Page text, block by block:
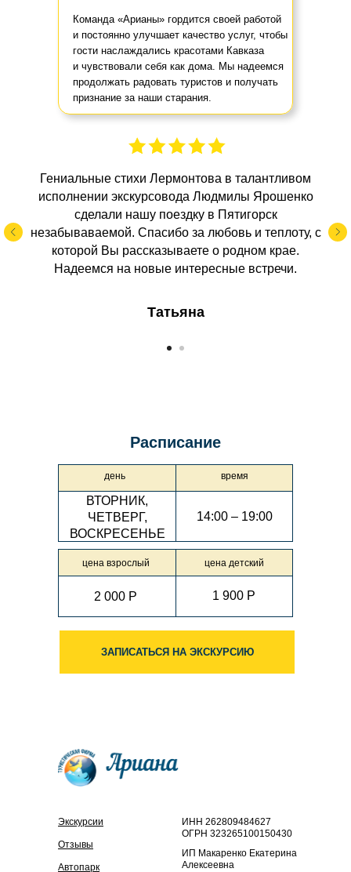
Команда «Арианы» гордится своей работой
и постоянно улучшает качество услуг, чтобы
гости наслаждались красотами Кавказа
и чувствовали себя как дома. Мы надеемся
продолжать радовать туристов и получать
признание за наши старания.
Гениальные стихи Лермонтова в талантливом
исполнении экскурсовода Людмилы Ярошенко
сделали нашу поездку в Пятигорск
незабываваемой. Спасибо за любовь и теплоту, с
которой Вы рассказываете о родном крае.
Надеемся на новые интересные встречи.
Татьяна
Расписание
ЗАПИСАТЬСЯ НА ЭКСКУРСИЮ
ВТОРНИК,
ЧЕТВЕРГ,
ВОСКРЕСЕНЬЕ
день время
14:00 – 19:00
цена детский
цена взрослый
2 000 Р 1 900 Р
Экскурсии
Отзывы
Автопарк
ИНН 262809484627
ОГРН 323265100150430
ИП Макаренко Екатерина
Алексеевна